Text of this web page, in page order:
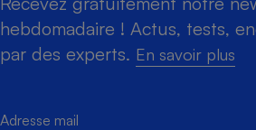
hebdomadaire ! Actus, tests,
par des experts. En savoir plus
Adresse mail